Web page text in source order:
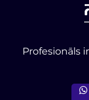
Profesionāls